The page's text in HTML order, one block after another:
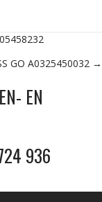
GO A0325450032 →
EN
936